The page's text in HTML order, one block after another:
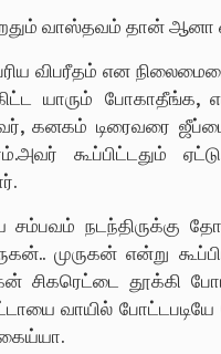
வாஸ்தவம் தான் ஆனா
விபரீதம் என
யாரும் போகாதீங்க,
கனகம் டிரைவரை
கூப்பிட்டதும்
நடந்திருக்கு
முருகன் என்று
சிகரெட்டை தூக்கி
வாயில்